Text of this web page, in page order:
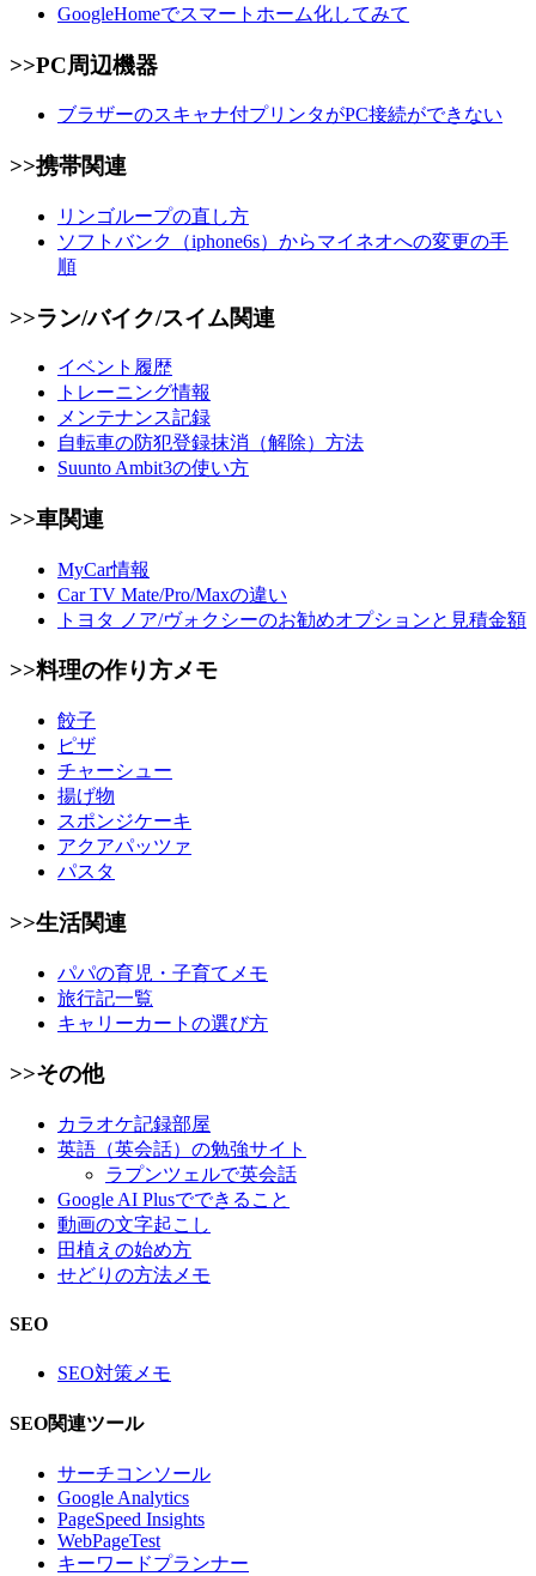
GoogleHomeでスマートホーム化してみて
>>PC周辺機器
ブラザーのスキャナ付プリンタがPC接続ができない
>>携帯関連
リンゴループの直し方
ソフトバンク（iphone6s）からマイネオへの変更の手
順
>>ラン/バイク/スイム関連
イベント履歴
トレーニング情報
メンテナンス記録
自転車の防犯登録抹消（解除）方法
Suunto Ambit3の使い方
>>車関連
MyCar情報
Car TV Mate/Pro/Maxの違い
トヨタ ノア/ヴォクシーのお勧めオプションと見積金額
>>料理の作り方メモ
餃子
ピザ
チャーシュー
揚げ物
スポンジケーキ
アクアパッツァ
パスタ
>>生活関連
パパの育児・子育てメモ
旅行記一覧
キャリーカートの選び方
>>その他
カラオケ記録部屋
英語（英会話）の勉強サイト
ラプンツェルで英会話
Google AI Plusでできること
動画の文字起こし
田植えの始め方
せどりの方法メモ
SEO
SEO対策メモ
SEO関連ツール
サーチコンソール
Google Analytics
PageSpeed Insights
WebPageTest
キーワードプランナー